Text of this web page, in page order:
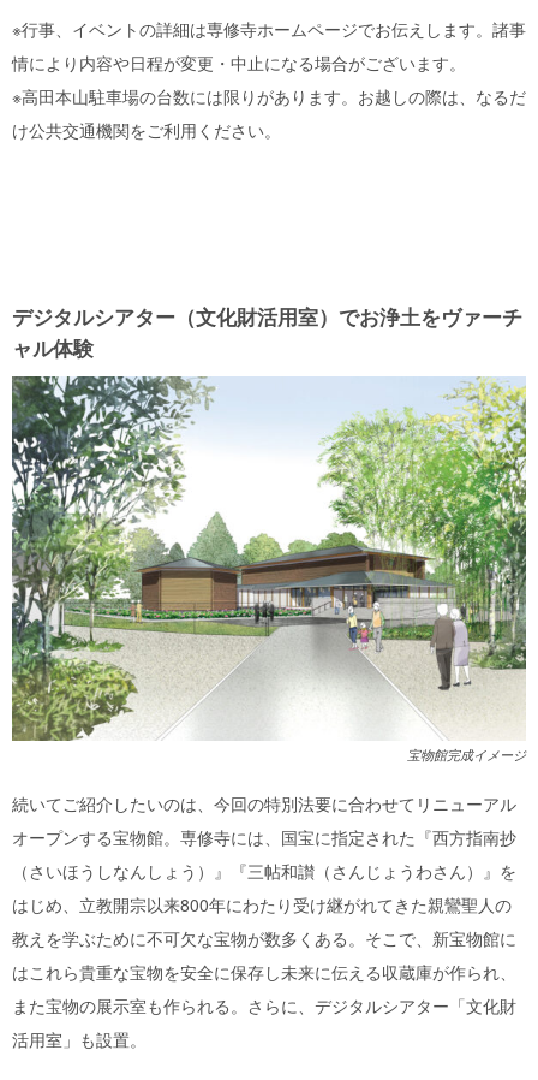
※行事、イベントの詳細は専修寺ホームページでお伝えします。諸事
情により内容や日程が変更・中止になる場合がございます。
※高田本山駐車場の台数には限りがあります。お越しの際は、なるだ
け公共交通機関をご利用ください。
デジタルシアター（文化財活用室）でお浄土をヴァーチ
ャル体験
宝物館完成イメージ
続いてご紹介したいのは、今回の特別法要に合わせてリニューアル
オープンする宝物館。専修寺には、国宝に指定された『西方指南抄
（さいほうしなんしょう）』『三帖和讃（さんじょうわさん）』を
はじめ、立教開宗以来800年にわたり受け継がれてきた親鸞聖人の
教えを学ぶために不可欠な宝物が数多くある。そこで、新宝物館に
はこれら貴重な宝物を安全に保存し未来に伝える収蔵庫が作られ、
また宝物の展示室も作られる。さらに、デジタルシアター「文化財
活用室」も設置。